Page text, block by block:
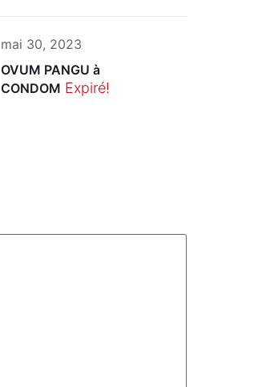
mai 30, 2023
OVUM PANGU à
CONDOM Expiré!